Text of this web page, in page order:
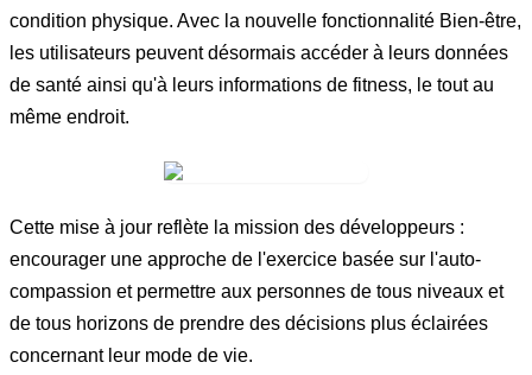
condition physique. Avec la nouvelle fonctionnalité Bien-être,
les utilisateurs peuvent désormais accéder à leurs données
de santé ainsi qu'à leurs informations de fitness, le tout au
même endroit.
Cette mise à jour reflète la mission des développeurs :
encourager une approche de l'exercice basée sur l'auto-
compassion et permettre aux personnes de tous niveaux et
de tous horizons de prendre des décisions plus éclairées
concernant leur mode de vie.